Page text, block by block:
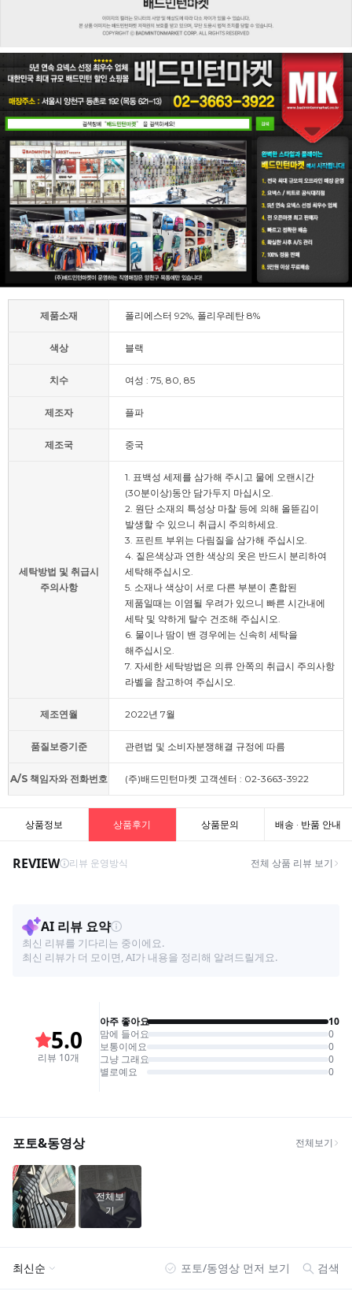
제품소재 폴리에스터 92%, 폴리우레탄 8%
색상 블랙
치수 여성 : 75, 80, 85
제조자 플파
제조국 중국
세탁방법 및 취급시
주의사항
1. 표백성 세제를 삼가해 주시고 물에 오랜시간
(30분이상)동안 담가두지 마십시오.
2. 원단 소재의 특성상 마찰 등에 의해 올뜯김이
발생할 수 있으니 취급시 주의하세요.
3. 프린트 부위는 다림질을 삼가해 주십시오.
4. 짙은색상과 연한 색상의 옷은 반드시 분리하여
세탁해주십시오.
5. 소재나 색상이 서로 다른 부분이 혼합된
제품일때는 이염될 우려가 있으니 빠른 시간내에
세탁 및 약하게 탈수 건조해 주십시오.
6. 물이나 땀이 밴 경우에는 신속히 세탁을
해주십시오.
7. 자세한 세탁방법은 의류 안쪽의 취급시 주의사항
라벨을 참고하여 주십시오.
제조연월 2022년 7월
품질보증기준 관련법 및 소비자분쟁해결 규정에 따름
A/S 책임자와 전화번호 (주)배드민턴마켓 고객센터 : 02-3663-3922
상품정보 상품후기 상품문의 배송 · 반품 안내